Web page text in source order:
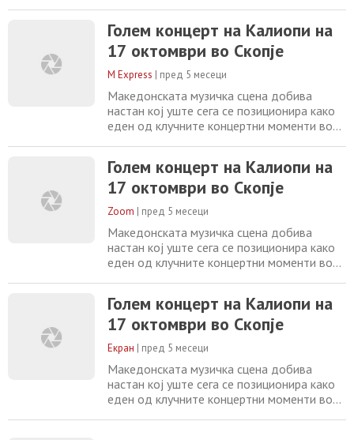
ќе одржи голем солистички концерт. По
целосно распродадената арена „Борис
Трајковски“ во 2024 година и четирите
последователно распродадени концерти
во 2025 година во
Голем концерт на Калиопи на
17 октомври во Скопје
M Express | пред 5 месеци
Македонската музичка сцена добива
настан кој уште сега се позиционира како
еден од клучните концертни моменти во
Калиопи на 17 октомври во Скопје
Прочитај повеќе » Текстот Голем концерт
на Калиопи на 17 октомври во Скопје е
превземен од Reporter.mk . The post Голем
концерт на Калиопи
Голем концерт на Калиопи на
17 октомври во Скопје
Zoom | пред 5 месеци
Македонската музичка сцена добива
настан кој уште сега се позиционира како
еден од клучните концертни моменти во
ќе одржи голем солистички концерт. По
целосно распродадената арена „Борис
Трајковски“ во 2024 година и четирите
последователно распродадени концерти
во 2025 година во
Голем концерт на Калиопи на
17 октомври во Скопје
Екран | пред 5 месеци
Македонската музичка сцена добива
настан кој уште сега се позиционира како
еден од клучните концертни моменти во